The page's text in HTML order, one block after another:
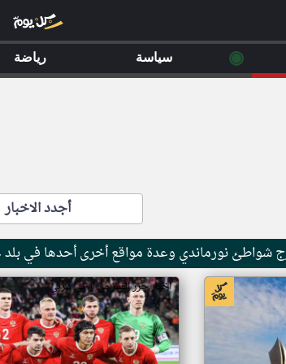
أجدد الاخبار
شواطئ نورماندي وعدة مواقع أخرى أحدها في بلد
اخبار جزر القمر من ار تي عربي
◉ سياسة رياضة